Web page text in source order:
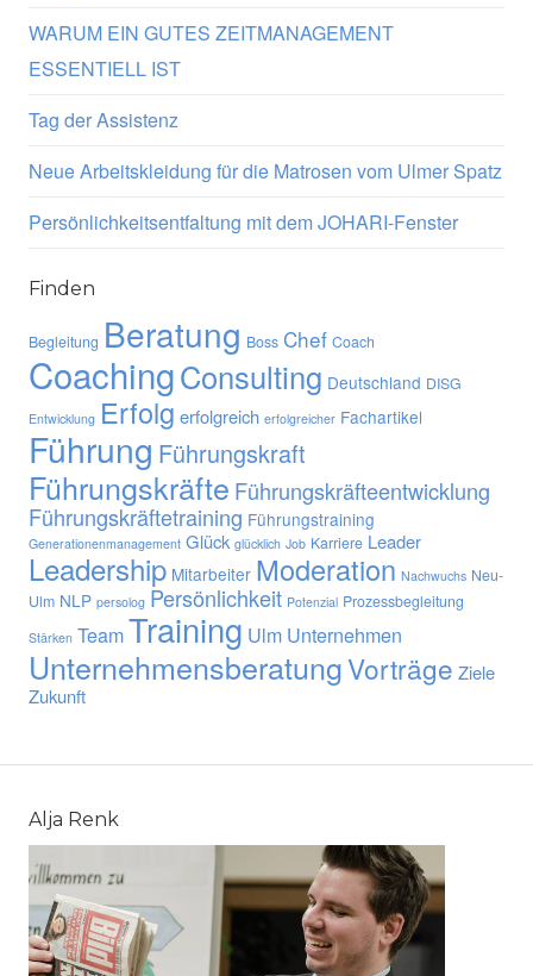
WARUM EIN GUTES ZEITMANAGEMENT
ESSENTIELL IST
Tag der Assistenz
Neue Arbeitskleidung für die Matrosen vom Ulmer Spatz
Persönlichkeitsentfaltung mit dem JOHARI-Fenster
Finden
Begleitung Beratung Boss Chef Coach
CoachingConsulting Deutschland DISG
Entwicklung Erfolg erfolgreich erfolgreicher Fachartikel
Führung Führungskraft
Führungskräfte Führungskräfteentwicklung
Führungskräftetraining Führungstraining
Generationenmanagement Glück glücklich Job Karriere Leader
Leadership Mitarbeiter Moderation Nachwuchs Neu-
Ulm NLP persolog Persönlichkeit Potenzial Prozessbegleitung
Stärken TeamTraining Ulm Unternehmen
UnternehmensberatungVorträge Ziele
Zukunft
Alja Renk